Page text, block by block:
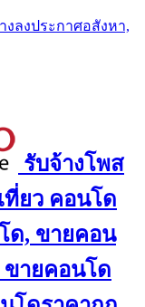
ลงประกาศอสังหา,
รับจ้างโพส
ที่ยว คอนโด
ด, ขายคอน
ขายคอนโด